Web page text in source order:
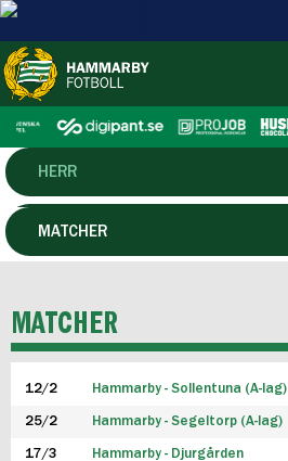
HERR
DAM
P19
F19
FUTSAL HERR
MATCHER
MATCHER
12/2 Hammarby - Sollentuna (A-lag)
25/2 Hammarby - Segeltorp (A-lag)
17/3 Hammarby - Djurgården